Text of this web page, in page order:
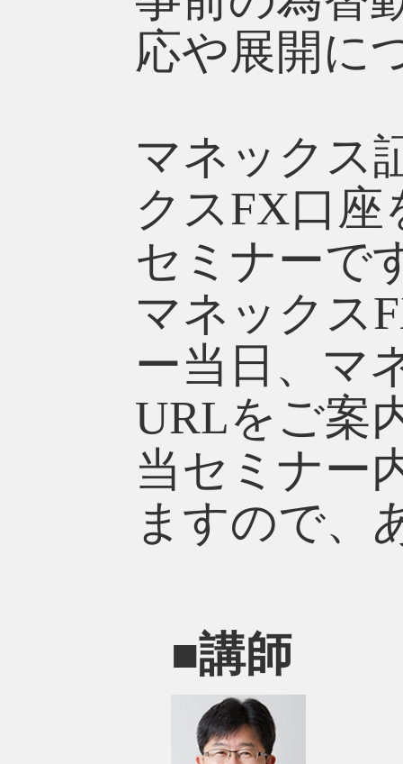
応や展開に
マネックス
クスFX口
セミナーで
マネックス
ー当日、マ
URLをご案
当セミナー
ますので、
■講師